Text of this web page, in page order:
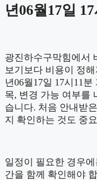
년06월17일
광진하수구막힘에서
보기보다 비용이 정
년06월17일 17시11
목, 변경 가능 여부를
습니다. 처음 안내받
지 확인하는 것도 중
일정이 필요한 경우
간을 함께 확인해야